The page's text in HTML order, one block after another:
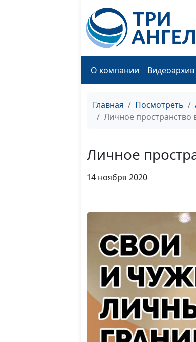
О компании Видеоархив
Главная Посмотреть
Личное пространство
Личное
14 ноября 2020